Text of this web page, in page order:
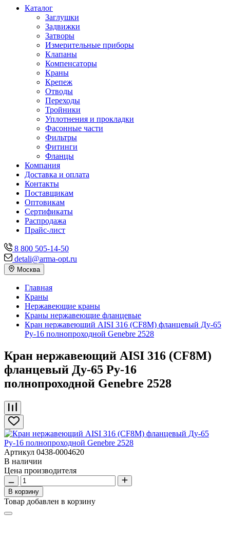
Каталог
Заглушки
Задвижки
Затворы
Измерительные приборы
Клапаны
Компенсаторы
Краны
Крепеж
Отводы
Переходы
Тройники
Уплотнения и прокладки
Фасонные части
Фильтры
Фитинги
Фланцы
Компания
Доставка и оплата
Контакты
Поставщикам
Оптовикам
Сертификаты
Распродажа
Прайс-лист
8 800 505-14-50
detali@arma-opt.ru
Москва
Главная
Краны
Нержавеющие краны
Краны нержавеющие фланцевые
Кран нержавеющий AISI 316 (CF8M) фланцевый Ду-65
Ру-16 полнопроходной Genebre 2528
Кран нержавеющий AISI 316 (CF8M)
фланцевый Ду-65 Ру-16
полнопроходной Genebre 2528
Артикул 0438-0004620
В наличии
Цена производителя
В корзину
Товар добавлен в корзину